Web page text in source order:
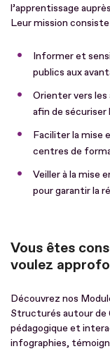
l’apprentissage
Leur mission
Informer et
publics aux
Orienter vers les
afin de sécuriser
Faciliter la mise
centres de
Veiller à la mise
pour garantir la
Vous êtes
voulez
Découvrez nos
Structurés autour de
pédagogique et
infographies,